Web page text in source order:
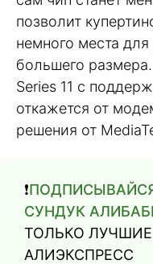
позволит
немного места
большего
Series 11 с
откажется от
решения от
❗️
СУНДУК
ТОЛЬКО
АЛИЭКСПРЕСС